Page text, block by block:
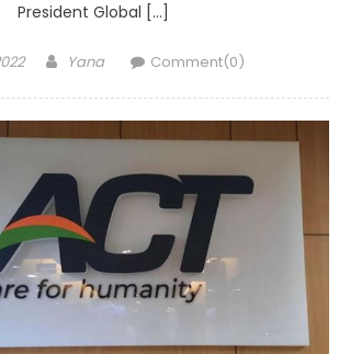
President Global […]
Author
Yana Comment(0)